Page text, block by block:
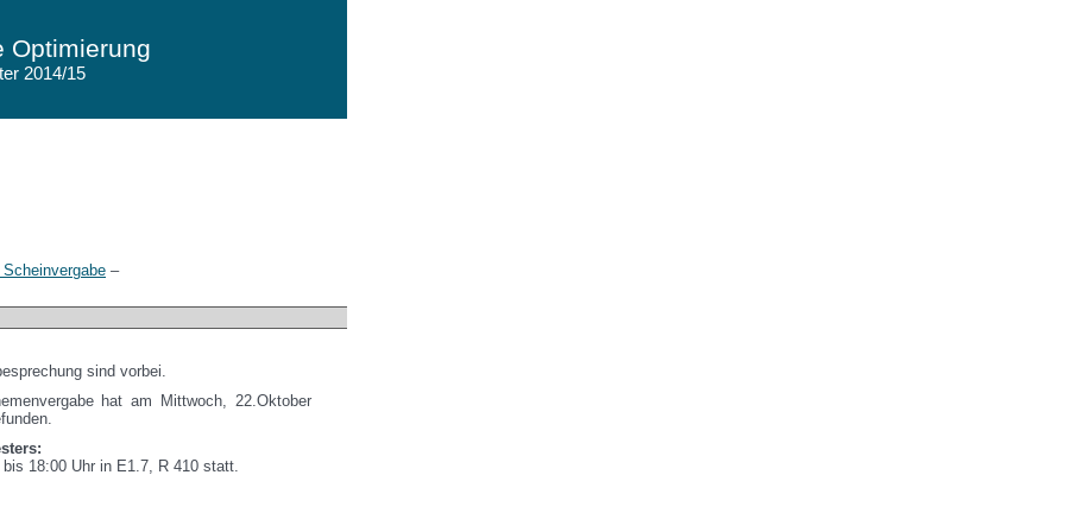
Optimierung
2014/15
–
sind vorbei.
hat am Mittwoch, 22.Oktober
18:00 Uhr in E1.7, R 410 statt.